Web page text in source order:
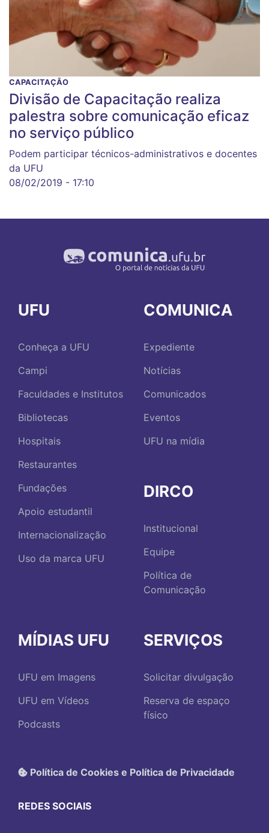
CAPACITAÇÃO
Divisão de Capacitação realiza
palestra sobre comunicação eficaz
no serviço público
Podem participar técnicos-administrativos e docentes
da UFU
08/02/2019 - 17:10
UFU
Conheça a UFU
Campi
Faculdades e Institutos
Bibliotecas
Hospitais
Restaurantes
Fundações
Apoio estudantil
Internacionalização
Uso da marca UFU
COMUNICA
Expediente
Notícias
Comunicados
Eventos
UFU na mídia
DIRCO
Institucional
Equipe
Política de
Comunicação
MÍDIAS UFU
UFU em Imagens
UFU em Vídeos
Podcasts
SERVIÇOS
Solicitar divulgação
Reserva de espaço
físico
Política de Cookies e Política de Privacidade
REDES SOCIAIS